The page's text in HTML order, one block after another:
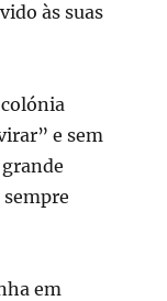
às suas
e sem
em